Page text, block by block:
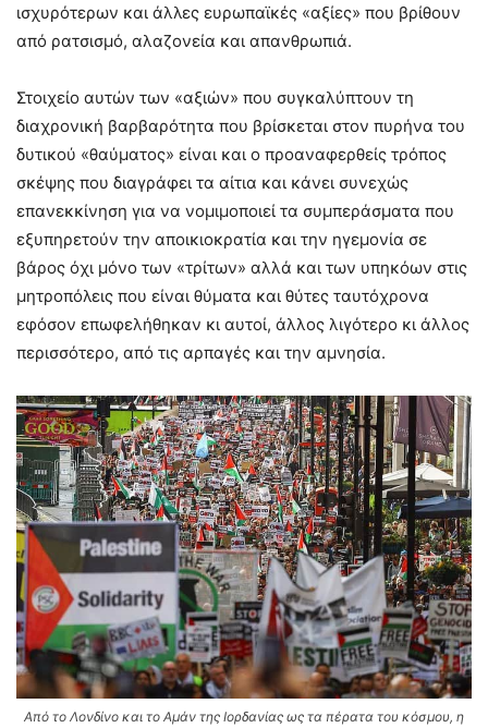
ισχυρότερων και άλλες ευρωπαϊκές «αξίες» που βρίθουν
από ρατσισμό, αλαζονεία και απανθρωπιά.
Στοιχείο αυτών των «αξιών» που συγκαλύπτουν τη
διαχρονική βαρβαρότητα που βρίσκεται στον πυρήνα του
δυτικού «θαύματος» είναι και ο προαναφερθείς τρόπος
σκέψης που διαγράφει τα αίτια και κάνει συνεχώς
επανεκκίνηση για να νομιμοποιεί τα συμπεράσματα που
εξυπηρετούν την αποικιοκρατία και την ηγεμονία σε
βάρος όχι μόνο των «τρίτων» αλλά και των υπηκόων στις
μητροπόλεις που είναι θύματα και θύτες ταυτόχρονα
εφόσον επωφελήθηκαν κι αυτοί, άλλος λιγότερο κι άλλος
περισσότερο, από τις αρπαγές και την αμνησία.
Από το Λονδίνο και το Αμάν της Ιορδανίας ως τα πέρατα του κόσμου, η